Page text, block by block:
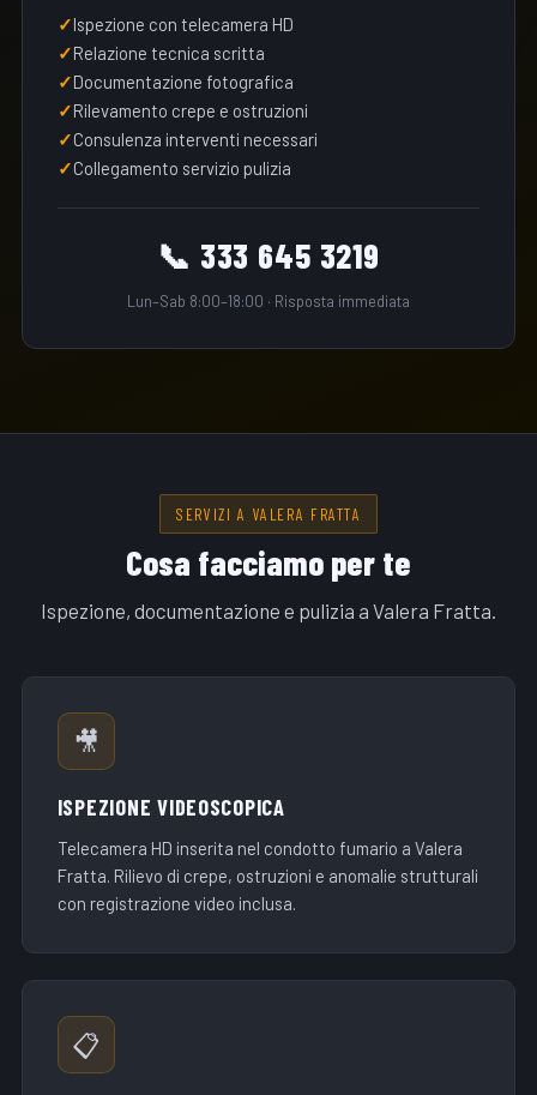
Ispezione con telecamera HD
Relazione tecnica scritta
Documentazione fotografica
Rilevamento crepe e ostruzioni
Consulenza interventi necessari
Collegamento servizio pulizia
📞 333 645 3219
Lun–Sab 8:00–18:00 · Risposta immediata
SERVIZI A VALERA FRATTA
Cosa facciamo per te
Ispezione, documentazione e pulizia a Valera Fratta.
🎥
ISPEZIONE VIDEOSCOPICA
Telecamera HD inserita nel condotto fumario a Valera
Fratta. Rilievo di crepe, ostruzioni e anomalie strutturali
con registrazione video inclusa.
📋